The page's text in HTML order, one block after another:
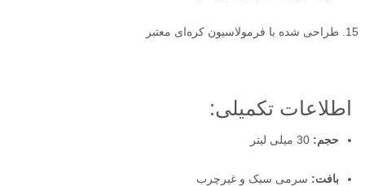
طراحی شده با فرمولاسیون کره‌ای معتبر
اطلاعات تکمیلی:
حجم: 30 میلی لیتر
بافت: سرمی سبک و غیرچرب